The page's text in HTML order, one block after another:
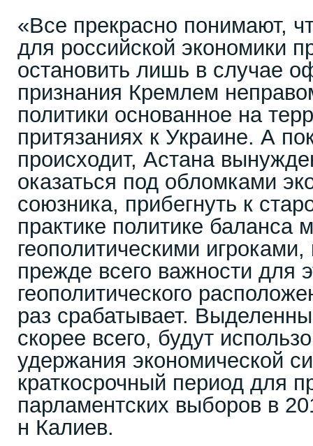
«Все прекрасно понимают,
для российской экономики
остановить лишь в случае
признания Кремлем
политики основанное на
притязаниях к Украине. А
происходит, Астана
оказаться под обломками
союзника, прибегнуть к
практике политике
геополитическими
прежде всего важности для
геополитического
раз срабатывает.
скорее всего, будут
удержания экономической
краткосрочный период для
парламентских выборов в
н Калиев.